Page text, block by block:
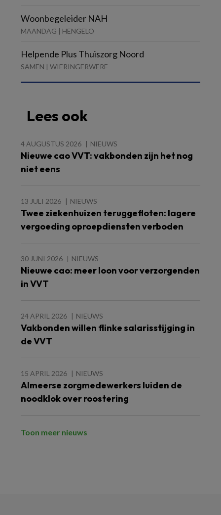
Woonbegeleider NAH
MAANDAG | HENGELO
Helpende Plus Thuiszorg Noord
SAMEN | WIERINGERWERF
Lees ook
4 AUGUSTUS 2026 NIEUWS
Nieuwe cao VVT: vakbonden zijn het nog
niet eens
13 JULI 2026 NIEUWS
Twee ziekenhuizen teruggefloten: lagere
vergoeding oproepdiensten verboden
30 JUNI 2026 NIEUWS
Nieuwe cao: meer loon voor verzorgenden
in VVT
24 APRIL 2026 NIEUWS
Vakbonden willen flinke salarisstijging in
de VVT
15 APRIL 2026 NIEUWS
Almeerse zorgmedewerkers luiden de
noodklok over roostering
Toon meer nieuws